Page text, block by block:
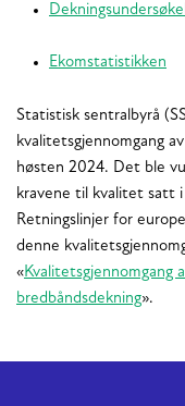
Ekomstatistikken
Statistisk sentralbyrå
kvalitetsgjennomgang
høsten 2024. Det ble
kravene til kvalitet satt
Retningslinjer for
denne
«Kvalitetsgjennomgang
bredbåndsdekning».